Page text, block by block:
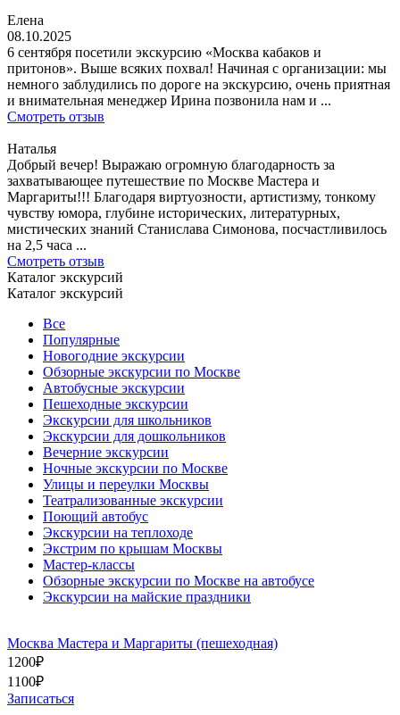
Елена
08.10.2025
6 сентября посетили экскурсию «Москва кабаков и
притонов». Выше всяких похвал! Начиная с организации: мы
немного заблудились по дороге на экскурсию, очень приятная
и внимательная менеджер Ирина позвонила нам и ...
Смотреть отзыв
Наталья
Добрый вечер! Выражаю огромную благодарность за
захватывающее путешествие по Москве Мастера и
Маргариты!!! Благодаря виртуозности, артистизму, тонкому
чувству юмора, глубине исторических, литературных,
мистических знаний Станислава Симонова, посчастливилось
на 2,5 часа ...
Смотреть отзыв
Каталог экскурсий
Каталог экскурсий
Все
Популярные
Новогодние экскурсии
Обзорные экскурсии по Москве
Автобусные экскурсии
Пешеходные экскурсии
Экскурсии для школьников
Экскурсии для дошкольников
Вечерние экскурсии
Ночные экскурсии по Москве
Улицы и переулки Москвы
Театрализованные экскурсии
Поющий автобус
Экскурсии на теплоходе
Экстрим по крышам Москвы
Мастер-классы
Обзорные экскурсии по Москве на автобусе
Экскурсии на майские праздники
Москва Мастера и Маргариты (пешеходная)
1200₽
1100₽
Записаться